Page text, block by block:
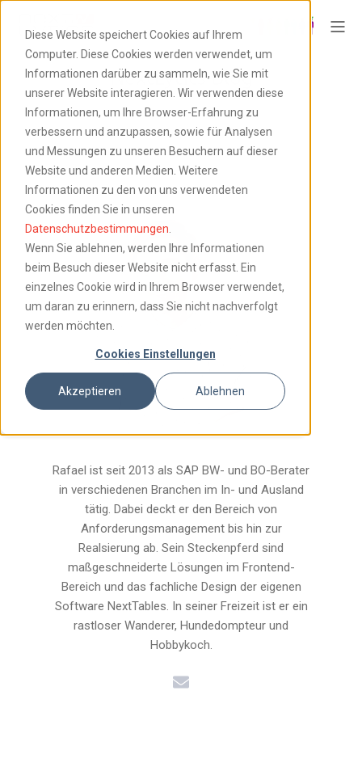
Diese Website speichert Cookies auf Ihrem
Computer. Diese Cookies werden verwendet, um
Informationen darüber zu sammeln, wie Sie mit
unserer Website interagieren. Wir verwenden diese
Informationen, um Ihre Browser-Erfahrung zu
verbessern und anzupassen, sowie für Analysen
und Messungen zu unseren Besuchern auf dieser
Website und anderen Medien. Weitere
Informationen zu den von uns verwendeten
Cookies finden Sie in unseren
Datenschutzbestimmungen
Wenn Sie ablehnen, werden Ihre Informationen
beim Besuch dieser Website nicht erfasst. Ein
einzelnes Cookie wird in Ihrem Browser verwendet,
um daran zu erinnern, dass Sie nicht nachverfolgt
werden möchten.
Cookies Einstellungen
Akzeptieren Ablehnen
NextLytics Blog
Rafael ist seit 2013 als SAP BW- und BO-Berater
in verschiedenen Branchen im In- und Ausland
tätig. Dabei deckt er den Bereich von
Anforderungsmanagement bis hin zur
Realsierung ab. Sein Steckenpferd sind
maßgeschneiderte Lösungen im Frontend-
Bereich und das fachliche Design der eigenen
Software NextTables. In seiner Freizeit ist er ein
rastloser Wanderer, Hundedompteur und
Hobbykoch.